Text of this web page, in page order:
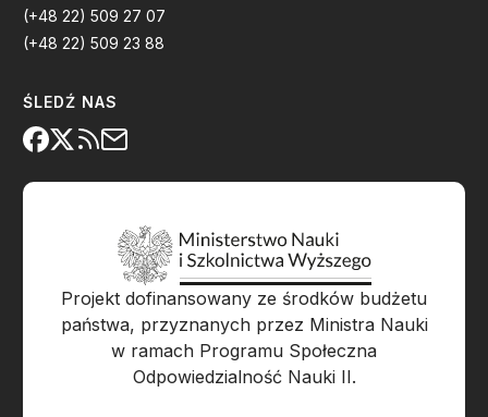
(+48 22) 509 27 07
(+48 22) 509 23 88
ŚLEDŹ NAS
Projekt dofinansowany ze środków budżetu
państwa, przyznanych przez Ministra Nauki
w ramach Programu Społeczna
Odpowiedzialność Nauki II.